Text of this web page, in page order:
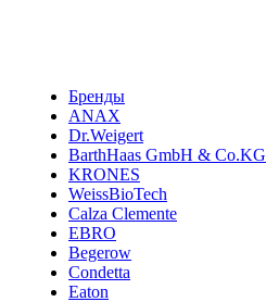
Бренды
ANAX
Dr.Weigert
BarthHaas GmbH & Co.KG
KRONES
WeissBioTech
Calza Clemente
EBRO
Begerow
Condetta
Eaton